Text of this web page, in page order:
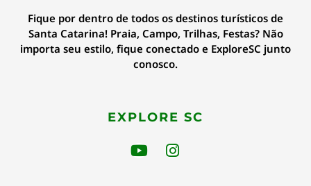
Fique por dentro de todos os destinos turísticos de
Santa Catarina! Praia, Campo, Trilhas, Festas? Não
importa seu estilo, fique conectado e ExploreSC junto
conosco.
EXPLORE SC